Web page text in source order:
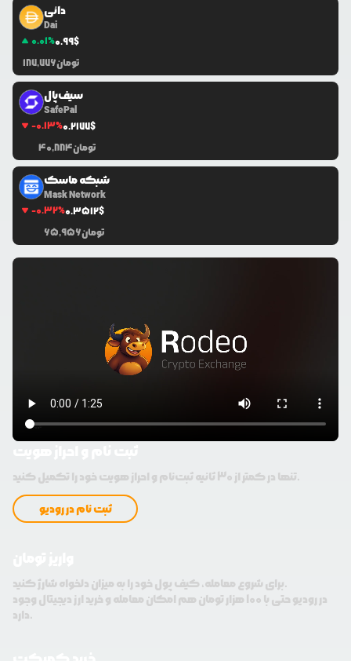
دائی
Dai
0.01%0.99$
187,776تومان
سیف‌پال
SafePal
-0.13%0.2177$
40,884تومان
شبکه ماسک
Mask Network
-0.32%0.3512$
65,956تومان
تنها در کمتر از 30 ثانیه ثبت‌نام و احراز هویت خود را تکمیل کنید.
ثبت نام در رودیو
برای شروع معامله، کیف پول خود را به میزان دلخواه شارژ کنید.
در رودیو حتی با 100 هزار تومان هم امکان معامله و خرید ارز دیجیتال وجود
دارد.